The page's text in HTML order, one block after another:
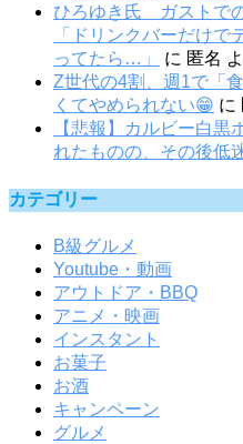
ひろゆき氏 ガストで
「ドリンクバーだけで
ってたら…」
に 匿名
Z世代の4割、週1で「
くてやめられない😁 に
【悲報】カルビー白
れたものの、その後低
カテゴリー
B級グルメ
Youtube・動画
アウトドア・BBQ
アニメ・映画
インスタント
お菓子
お酒
キャンペーン
グルメ